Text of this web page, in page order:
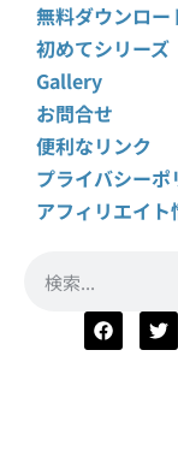
無料ダウンロ
初めてシリーズ
Gallery
お問合せ
便利なリンク
プライバシーポ
アフィリエイト